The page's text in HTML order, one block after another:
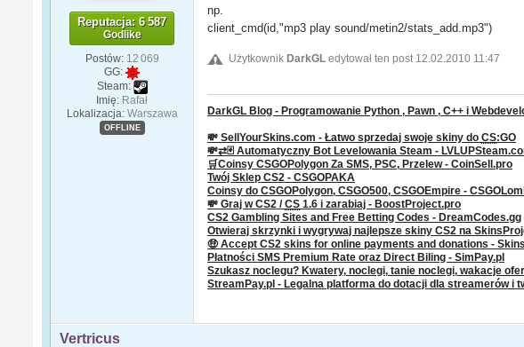
Reputacja: 6 587
Godlike
Postów: 12 069
GG:
Steam:
Imię: Rafał
Lokalizacja: Warszawa
OFFLINE
np.
client_cmd(id,"mp3 play sound/metin2/stats_add.mp3")
UżytkownikDarkGL edytował ten post 12.02.2010 11:47
DarkGL Blog - Programowanie Python , Pawn , C++ i
💸 SellYourSkins.com - Łatwo sprzedaj swoje skiny doCS:GO
💸⇄🃏 Automatyczny Bot Levelowania Steam -
🛒Coinsy CSGOPolygon Za SMS, PSC, Przelew - CoinSell.pro
Twój Sklep CS2 - CSGOPAKA
Coinsy do CSGOPolygon, CSGO500, CSGOEmpire -
💸 Graj w CS2 /CS 1.6 i zarabiaj - BoostProject.pro
CS2 Gambling Sites and Free Betting Codes - DreamCodes.gg
Otwieraj skrzynki i wygrywaj najlepsze skiny CS2 na
🤑 Accept CS2 skins for online payments and donations -
Płatności SMS Premium Rate oraz Direct Biling - SimPay.pl
Szukasz noclegu? Kwatery, noclegi, tanie noclegi, wakacje
StreamPay.pl - Legalna platforma do dotacji dla streamerów i
Vertricus